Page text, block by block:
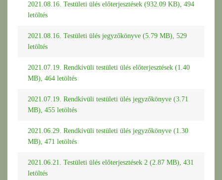
2021.08.16. Testületi ülés előterjesztések (932.09 KB), 494
letöltés
2021.08.16. Testületi ülés jegyzőkönyve (5.79 MB), 529
letöltés
2021.07.19. Rendkívüli testületi ülés előterjesztések (1.40
MB), 464 letöltés
2021.07.19. Rendkívüli testületi ülés jegyzőkönyve (3.71
MB), 455 letöltés
2021.06.29. Rendkívüli testületi ülés jegyzőkönyve (1.30
MB), 471 letöltés
2021.06.21. Testületi ülés előterjesztések 2 (2.87 MB), 431
letöltés